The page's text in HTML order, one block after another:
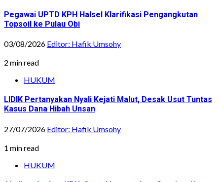
Pegawai UPTD KPH Halsel Klarifikasi Pengangkutan
Topsoil ke Pulau Obi
03/08/2026 Editor: Hafik Umsohy
2 min read
HUKUM
LIDIK Pertanyakan Nyali Kejati Malut, Desak Usut Tuntas
Kasus Dana Hibah Unsan
27/07/2026 Editor: Hafik Umsohy
1 min read
HUKUM